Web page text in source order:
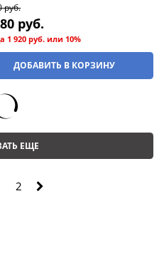
руб.
руб.
1 920 руб. или 10%
ДОБАВИТЬ В КОРЗИНУ
ЕЩЕ
2